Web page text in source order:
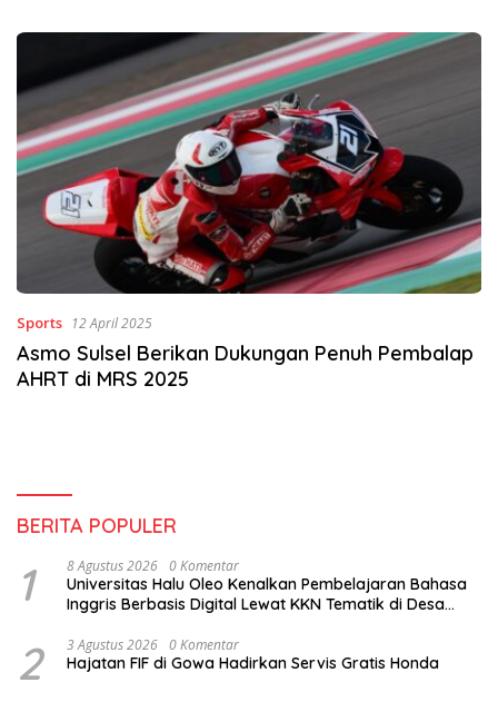
Sports 12 April 2025
Asmo Sulsel Berikan Dukungan Penuh Pembalap
AHRT di MRS 2025
BERITA POPULER
1 8 Agustus 2026 0 Komentar
Universitas Halu Oleo Kenalkan Pembelajaran Bahasa
Inggris Berbasis Digital Lewat KKN Tematik di Desa
2 3 Agustus 2026 0 Komentar
Hajatan FIF di Gowa Hadirkan Servis Gratis Honda